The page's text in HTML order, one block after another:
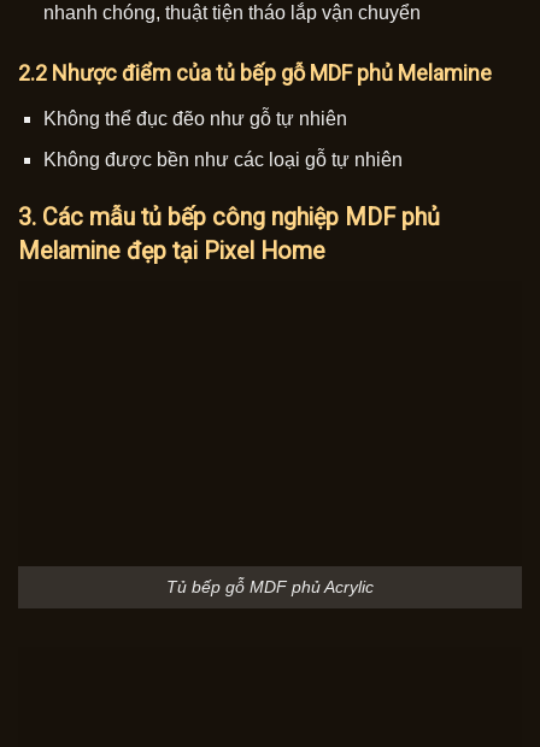
nhanh chóng, thuật tiện tháo lắp vận chuyển
2.2 Nhược điểm của tủ bếp gỗ MDF phủ Melamine
Không thể đục đẽo như gỗ tự nhiên
Không được bền như các loại gỗ tự nhiên
3. Các mẫu tủ bếp công nghiệp MDF phủ
Melamine đẹp tại Pixel Home
Tủ bếp gỗ MDF phủ Acrylic